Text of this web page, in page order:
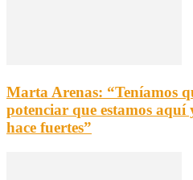
Marta Arenas: “Teníamos
potenciar que estamos aquí
hace fuertes”